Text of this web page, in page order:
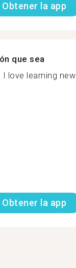
Obtener la app
que sea
I love learning new
Obtener la app